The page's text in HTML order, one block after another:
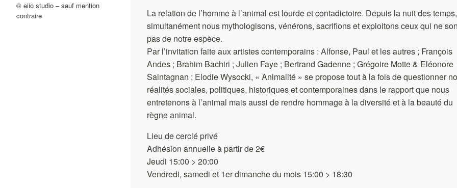
© eiio studio – sauf mention
contraire
La relation de l’homme à l’animal est lourde et contadictoire. Depuis la nuit des temps,
simultanément nous mythologisons, vénérons, sacrifions et exploitons ceux qui ne
pas de notre espèce.
Par l’invitation faite aux artistes contemporains : Alfonse, Paul et les autres ; François
Andes ; Brahim Bachiri ; Julien Faye ; Bertrand Gadenne ; Grégoire Motte & Eléonore
Saintagnan ; Elodie Wysocki, « Animalité » se propose tout à la fois de questionner
réalités sociales, politiques, historiques et contemporaines dans le rapport que nous
entretenons à l’animal mais aussi de rendre hommage à la diversité et à la beauté du
règne animal.
Lieu de cerclé privé
Adhésion annuelle à partir de 2€
Jeudi 15:00 > 20:00
Vendredi, samedi et 1er dimanche du mois 15:00 > 18:30